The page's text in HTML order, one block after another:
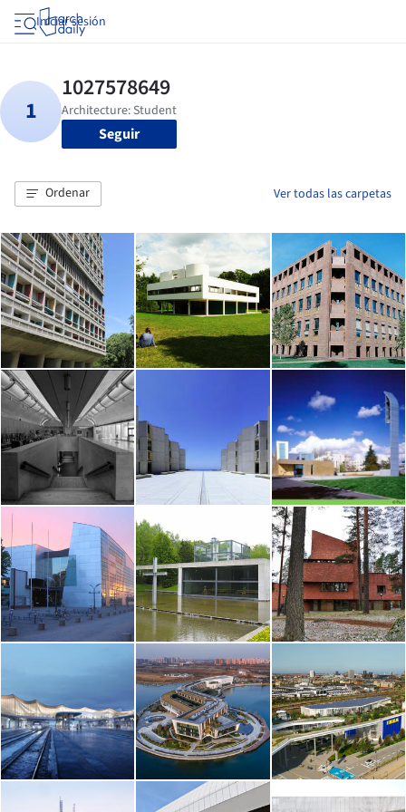
Iniciar sesión
Seguir
Ordenar Ver todas las carpetas